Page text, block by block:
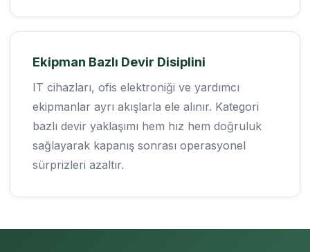
Ekipman Bazlı Devir Disiplini
IT cihazları, ofis elektroniği ve yardımcı
ekipmanlar ayrı akışlarla ele alınır. Kategori
bazlı devir yaklaşımı hem hız hem doğruluk
sağlayarak kapanış sonrası operasyonel
sürprizleri azaltır.